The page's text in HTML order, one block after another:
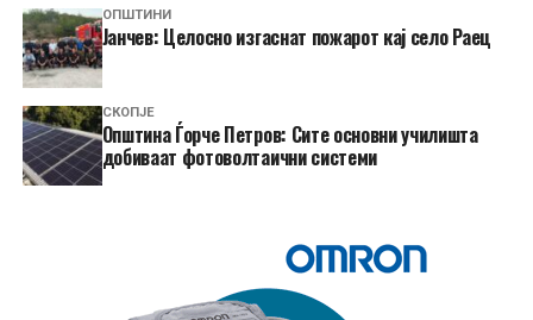
ОПШТИНИ
Јанчев: Целосно изгаснат пожарот кај село Раец
СКОПЈЕ
Општина Ѓорче Петров: Сите основни училишта
добиваат фотоволтаични системи